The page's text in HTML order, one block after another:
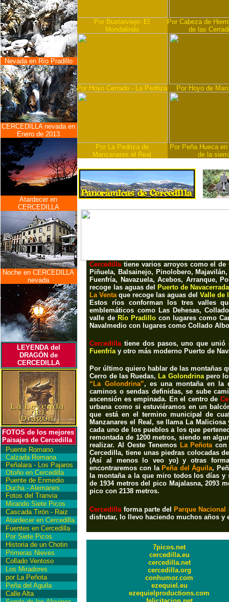
Nevada en Río Pradillo
CERCEDILLA nevada en
Enero de 2013
Atardecer en
CERCEDILLA
Noche en CERCEDILLA
nevada
LEYENDA del
DRAGÓN de
CERCEDILLA
FOTOS de los mejores
Paisajes de Cercedilla
Puente Romano
Calzada Romana
Peñalara - Los Pajaros
Otoño en Cercedilla
Puente de Enmedio
Ducha - Alemanes
Fotos del Tranvia
Mirando Siete Picos
Cascada Tirón - Raiz
Atardecer en Cercedilla
Fuentes en Cercedilla
Por Siete Picos
Historia de un Chotin
Primeras Nieves
Collado Ventoso
Los Miradores
por La Peñota
Peña del Aguila
Calle Alta
Por Bustarviejo- El
Mondalindo
Por Cabeza de
de las
Por Hoyo Cerrado - La Pedriza Por Hoyo de
Por La Pedriza de
Manzanares el Real
Por Peña Hueca
de la
Cercedillatiene varios arroyos como el de
Piñuela, Balsainejo, Pinolobero,
Fuenfría, Navazuela, Acebos, Arranque,
recoge las aguas del
Puerto de Navacerrada
La Ventaque recoge las aguas delValle de
Estos ríos conforman los tres valles
emblemáticos como Las Dehesas,
valle de Río Pradillocon lugares como
Navalmedio con lugares comoCollado
Cercedillatiene dos pasos, uno que unió
Fuenfríay otro más moderno Puerto de
Por último quiero hablar de las montañas
Cerro de las Ruedas, La Golondrinapero
“La Golondrina”, es una montaña en la
caminos o sendas definidas, se sube
ascensión es empinada. En el centro de
urbana como si estuviéramos en un
que está en el termino municipal de
Manzanares el Real, se llama La
cada uno de los pueblos a los que
remontada de 1200 metros, siendo en
realizar. Al Oeste Tenemos La Peñotacon
Cercedilla, tiene unas piedras colocadas
(Así al menos lo veo yo) y otras
encontraremos con la Peña del Águila,
la montaña a la que miro todos los días
de 1934 metros del pico Majalasna, 2093
pico con 2138 metros.
Cercedillaforma parte del
Parque
disfrutar, lo llevo haciendo muchos años y
7picos.net
cercedilla.eu
cercedilla.net
cercedilla.org
conhumor.com
ezequiel.eu
ezequielproductions.com